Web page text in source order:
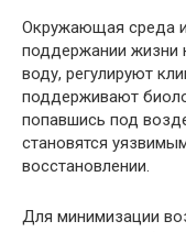
Окружающая среда
поддержании жизни
воду, регулируют
поддерживают
попавшись под
становятся
восстановлении.
Для минимизации